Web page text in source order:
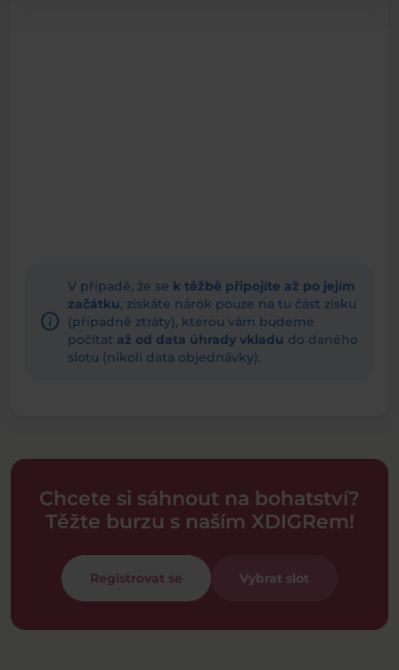
info
V případě, že se k těžbě připojíte až po jejím
začátku, získáte nárok pouze na tu část zisku
(případně ztráty), kterou vám budeme
počítat až od data úhrady vkladu do daného
slotu (nikoli data objednávky).
Chcete si sáhnout na bohatství?
Těžte burzu s naším XDIGRem!
Registrovat se Vybrat slot